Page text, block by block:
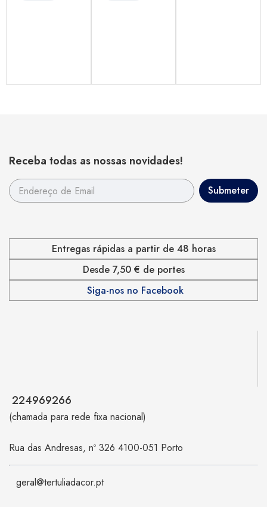
Receba todas as nossas novidades!
Entregas rápidas a partir de 48 horas
Desde 7,50 € de portes
Siga-nos no Facebook
224969266
(chamada para rede fixa nacional)
Rua das Andresas, nº 326 4100-051 Porto
geral@tertuliadacor.pt